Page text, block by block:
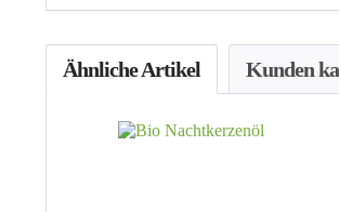
Ähnliche Artikel Kunden